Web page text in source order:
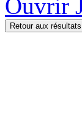
Ouvrir
Retour aux résultats